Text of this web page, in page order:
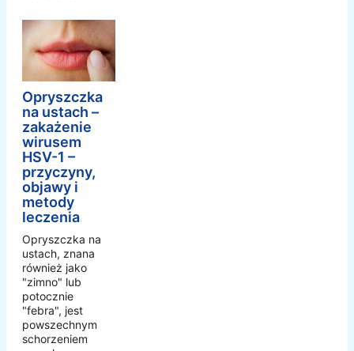
Opryszczka
na ustach –
zakażenie
wirusem
HSV-1 –
przyczyny,
objawy i
metody
leczenia
Opryszczka na
ustach, znana
również jako
"zimno" lub
potocznie
"febra", jest
powszechnym
schorzeniem